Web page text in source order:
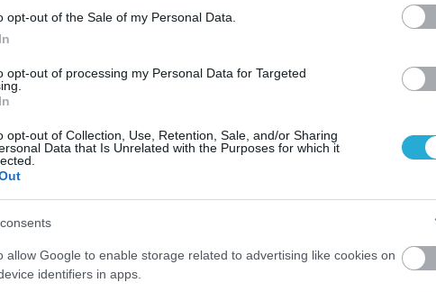
opt-out of the Sale of my Personal Data.
opt-out of processing my Personal Data for Targeted
opt-out of Collection, Use, Retention, Sale, and/or Sharing
Data that Is Unrelated with the Purposes for which it
allow Google to enable storage related to advertising like cookies on
identifiers in apps.
στην ομάδα των βορείων προαστίων στις πρώτες του